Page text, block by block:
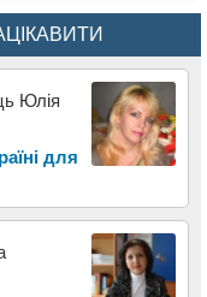
Юлія
для